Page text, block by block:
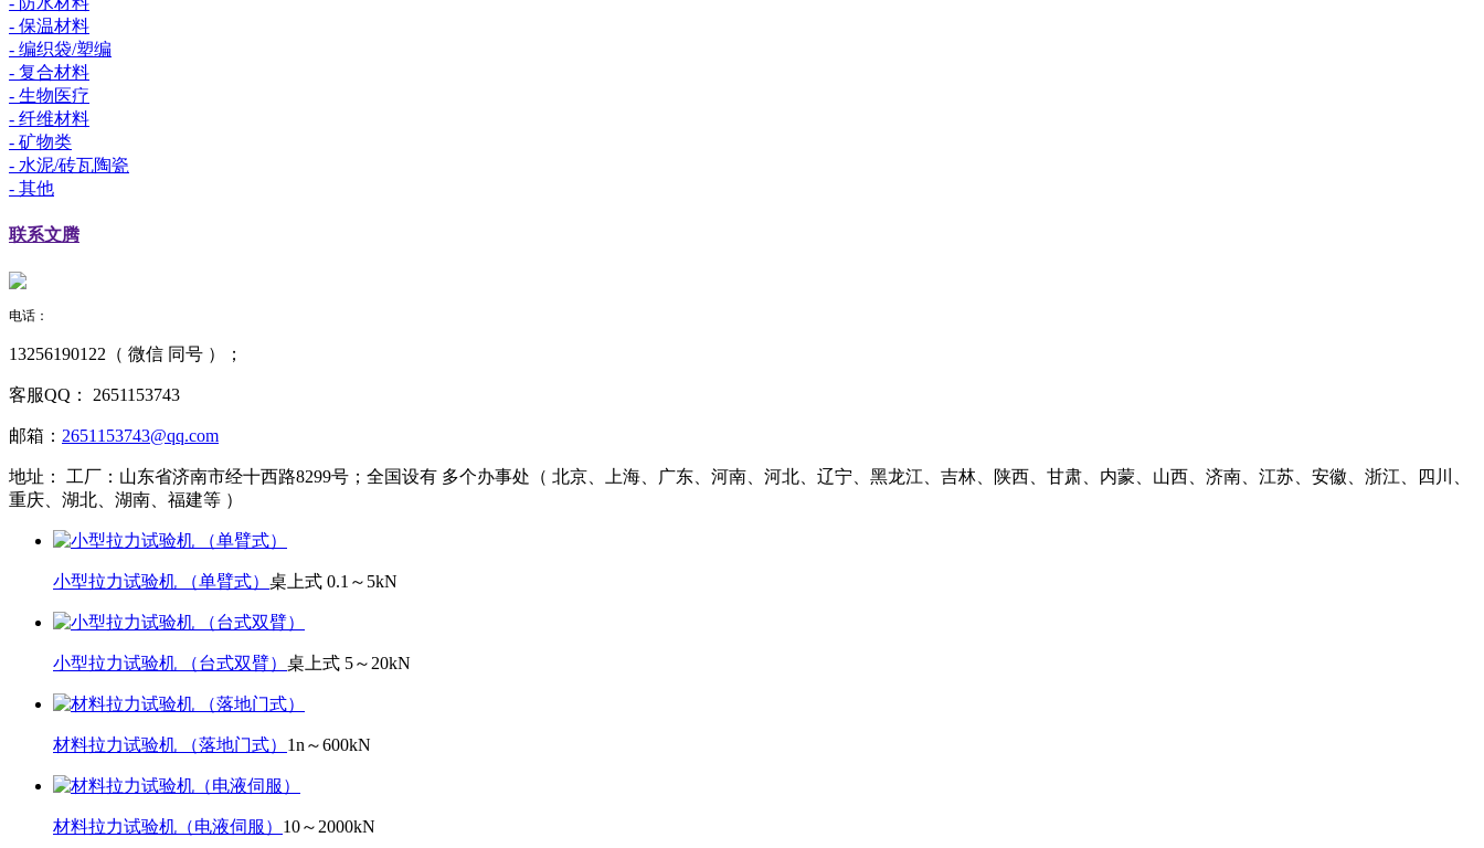
- 保温材料
- 编织袋/塑编
- 复合材料
- 生物医疗
- 纤维材料
- 矿物类
- 水泥/砖瓦陶瓷
- 其他
联系文腾
电话：
13256190122（ 微信 同号 ）；
客服QQ： 2651153743
邮箱： 2651153743@qq.com
地址：
工厂：山东省济南市经十西路8299号；全国设有 多个办事处（ 北京、上海、广东、河南、河北、辽宁、黑龙江、吉林、陕西、甘肃、内蒙、山西、济南、江苏、安徽、浙江、四川、
重庆、湖北、湖南、福建等 ）
小型拉力试验机 （单臂式） 桌上式 0.1～5kN
小型拉力试验机 （台式双臂） 桌上式 5～20kN
材料拉力试验机 （落地门式） 1n～600kN
材料拉力试验机（电液伺服） 10～2000kN